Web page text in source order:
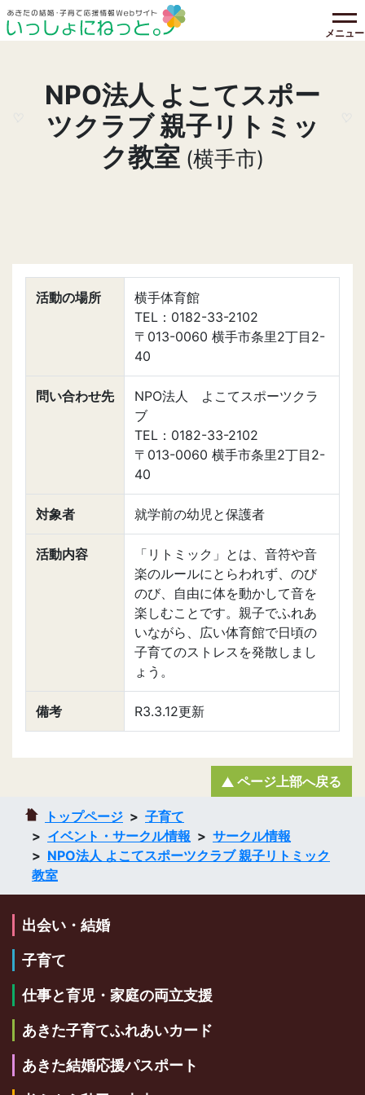
メニュー
NPO法人 よこてスポー
ツクラブ 親子リトミッ
ク教室 (横手市)
活動の場所
横手体育館
TEL：0182-33-2102
〒013-0060 横手市条里2丁目2-
40
問い合わせ先
NPO法人 よこてスポーツクラ
ブ
TEL：0182-33-2102
〒013-0060 横手市条里2丁目2-
40
対象者 就学前の幼児と保護者
活動内容
「リトミック」とは、音符や音
楽のルールにとらわれず、のび
のび、自由に体を動かして音を
楽しむことです。親子でふれあ
いながら、広い体育館で日頃の
子育てのストレスを発散しまし
ょう。
備考 R3.3.12更新
トップページ
子育て
イベント・サークル情報
サークル情報
NPO法人 よこてスポーツクラブ 親子リトミック
教室
ページ上部へ戻る
出会い・結婚
子育て
仕事と育児・家庭の両立支援
あきた子育てふれあいカード
あきた結婚応援パスポート